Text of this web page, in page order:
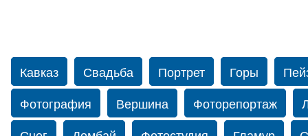
Кавказ Свадьба Портрет Горы
Фотография
Вершина Фоторепортаж